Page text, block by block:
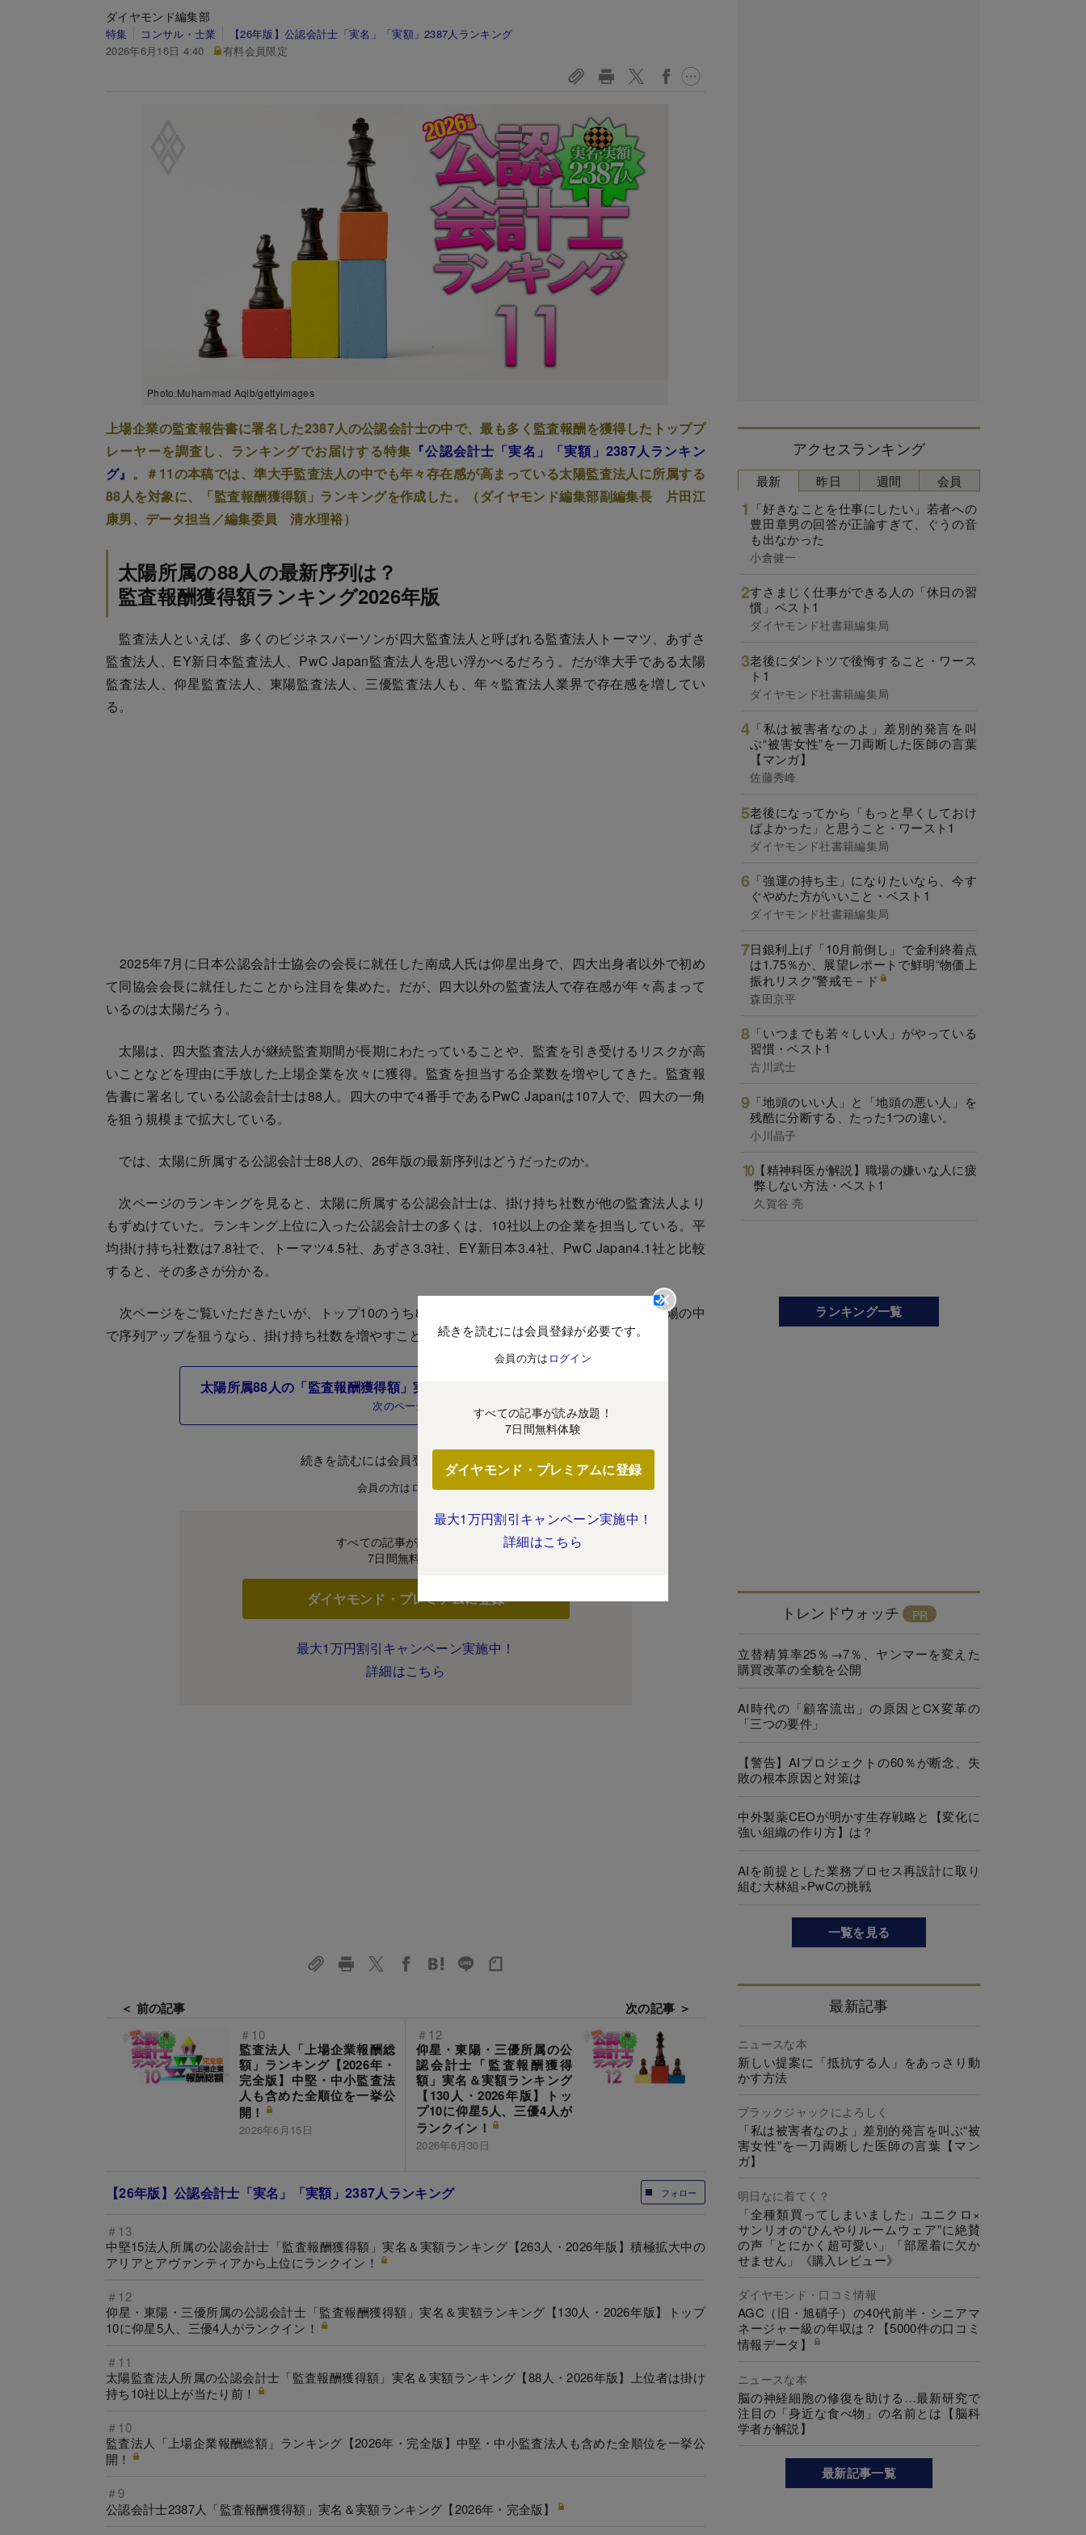
ダイヤモンド編集部
特集 コンサル・士業
【26年版】公認会計士「実名」「実額」2387人ランキング
2026年6月16日 4:40
有料会員限定
Photo:Muhammad Aqib/gettyimages
上場企業の監査報告書に署名した2387人の公認会計士の中で、最も多く監査報酬を獲得したトッププ
レーヤーを調査し、ランキングでお届けする特集 『公認会計士「実名」「実額」2387人ランキン
グ』 。＃11の本稿では、準大手監査法人の中でも年々存在感が高まっている太陽監査法人に所属する
88人を対象に、「監査報酬獲得額」ランキングを作成した。（ダイヤモンド編集部副編集長 片田江
康男、データ担当／編集委員 清水理裕）
太陽所属の88人の最新序列は？
監査報酬獲得額ランキング2026年版
監査法人といえば、多くのビジネスパーソンが四大監査法人と呼ばれる監査法人トーマツ、あずさ
監査法人、EY新日本監査法人、PwC Japan監査法人を思い浮かべるだろう。だが準大手である太陽
監査法人、仰星監査法人、東陽監査法人、三優監査法人も、年々監査法人業界で存在感を増してい
る。
2025年7月に日本公認会計士協会の会長に就任した南成人氏は仰星出身で、四大出身者以外で初め
て同協会会長に就任したことから注目を集めた。だが、四大以外の監査法人で存在感が年々高まって
いるのは太陽だろう。
太陽は、四大監査法人が継続監査期間が長期にわたっていることや、監査を引き受けるリスクが高
いことなどを理由に手放した上場企業を次々に獲得。監査を担当する企業数を増やしてきた。監査報
告書に署名している公認会計士は88人。四大の中で4番手であるPwC Japanは107人で、四大の一角
を狙う規模まで拡大している。
では、太陽に所属する公認会計士88人の、26年版の最新序列はどうだったのか。
次ページのランキングを見ると、太陽に所属する公認会計士は、掛け持ち社数が他の監査法人より
もずぬけていた。ランキング上位に入った公認会計士の多くは、10社以上の企業を担当している。平
均掛け持ち社数は7.8社で、トーマツ4.5社、あずさ3.3社、EY新日本3.4社、PwC Japan4.1社と比較
すると、その多さが分かる。
次ページをご覧いただきたいが、トップ10のうち8人が掛け持ち社数は10社以上だった。太陽の中
で序列アップを狙うなら、掛け持ち社数を増やすことが定石だといえそうだ。
太陽所属88人の「監査報酬獲得額」実名＆実額ランキングはこちら！
次のページ
続きを読むには会員登録が必要です。
会員の方は ログイン
すべての記事が読み放題！
7日間無料体験
ダイヤモンド・プレミアムに登録
最大1万円割引キャンペーン実施中！
詳細はこちら
続きを読むには会員登録が必要です。
会員の方は ログイン
すべての記事が読み放題！
7日間無料体験
ダイヤモンド・プレミアムに登録
最大1万円割引キャンペーン実施中！
詳細はこちら
＜ 前の記事
＃10
監査法人「上場企業報酬総
額」ランキング【2026年・
完全版】中堅・中小監査法
人も含めた全順位を一挙公
開！
2026年6月15日
次の記事 ＞
＃12
仰星・東陽・三優所属の公
認会計士「監査報酬獲得
額」実名＆実額ランキング
【130人・2026年版】トッ
プ10に仰星5人、三優4人が
ランクイン！
2026年6月30日
フォロー
【26年版】公認会計士「実名」「実額」2387人ランキング
＃13
中堅15法人所属の公認会計士「監査報酬獲得額」実名＆実額ランキング【263人・2026年版】積極拡大中の
アリアとアヴァンティアから上位にランクイン！
＃12
仰星・東陽・三優所属の公認会計士「監査報酬獲得額」実名＆実額ランキング【130人・2026年版】トップ
10に仰星5人、三優4人がランクイン！
＃11
太陽監査法人所属の公認会計士「監査報酬獲得額」実名＆実額ランキング【88人・2026年版】上位者は掛け
持ち10社以上が当たり前！
＃10
監査法人「上場企業報酬総額」ランキング【2026年・完全版】中堅・中小監査法人も含めた全順位を一挙公
開！
＃9
公認会計士2387人「監査報酬獲得額」実名＆実額ランキング【2026年・完全版】
アクセスランキング
最新
「好きなことを仕事にしたい」若者への
豊田章男の回答が正論すぎて、ぐうの音
も出なかった
小倉健一
すさまじく仕事ができる人の「休日の習
慣」ベスト1
ダイヤモンド社書籍編集局
老後にダントツで後悔すること・ワース
ト1
ダイヤモンド社書籍編集局
「私は被害者なのよ」差別的発言を叫
ぶ“被害女性”を一刀両断した医師の言葉
【マンガ】
佐藤秀峰
老後になってから「もっと早くしておけ
ばよかった」と思うこと・ワースト1
ダイヤモンド社書籍編集局
「強運の持ち主」になりたいなら、今す
ぐやめた方がいいこと・ベスト1
ダイヤモンド社書籍編集局
日銀利上げ「10月前倒し」で金利終着点
は1.75％か、展望レポートで鮮明“物価上
振れリスク”警戒モ－ド
森田京平
「いつまでも若々しい人」がやっている
習慣・ベスト1
古川武士
「地頭のいい人」と「地頭の悪い人」を
残酷に分断する、たった1つの違い。
小川晶子
【精神科医が解説】職場の嫌いな人に疲
弊しない方法・ベスト1
久賀谷 亮
昨日 週間 会員
ランキング一覧
トレンドウォッチ
立替精算率25％→7％、ヤンマーを変えた
購買改革の全貌を公開
AI時代の「顧客流出」の原因とCX変革の
「三つの要件」
【警告】AIプロジェクトの60％が断念、失
敗の根本原因と対策は
中外製薬CEOが明かす生存戦略と【変化に
強い組織の作り方】は？
AIを前提とした業務プロセス再設計に取り
組む大林組×PwCの挑戦
一覧を見る
最新記事
ニュースな本
新しい提案に「抵抗する人」をあっさり動
かす方法
ブラックジャックによろしく
「私は被害者なのよ」差別的発言を叫ぶ“被
害女性”を一刀両断した医師の言葉【マン
ガ】
明日なに着てく？
「全種類買ってしまいました」ユニクロ×
サンリオの“ひんやりルームウェア”に絶賛
の声「とにかく超可愛い」「部屋着に欠か
せません」《購入レビュー》
ダイヤモンド・口コミ情報
AGC（旧・旭硝子）の40代前半・シニアマ
ネージャー級の年収は？【5000件の口コミ
情報データ】
ニュースな本
脳の神経細胞の修復を助ける…最新研究で
注目の「身近な食べ物」の名前とは【脳科
学者が解説】
最新記事一覧